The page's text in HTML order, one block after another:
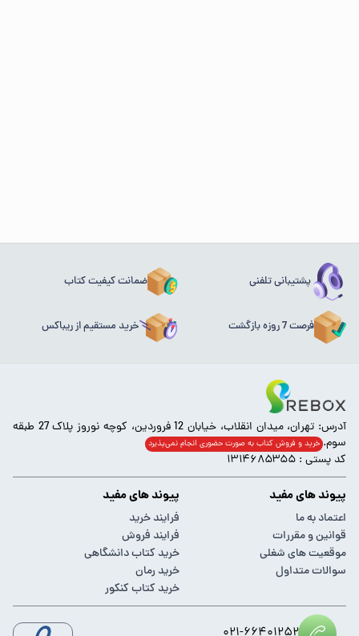
پشتیبانی تلفنی ضمانت کیفیت کتاب
فرصت 7 روزه بازگشت خرید مستقیم از ریباکس
آدرس: تهران، میدان انقلاب، خیابان 12 فروردین، کوچه نوروز پلاک 27 طبقه
سوم. خرید و فروش کتاب به صورت حضوری انجام‌ نمی‌پذیرد
کد پستی : ۱۳۱۴۶۸۵۳۵۵
پیوند های مفید
اعتماد به ما
قوانین و مقررات
موقعیت های شغلی
سوالات متداول
پیوند های مفید
فرایند خرید
فرایند فروش
خرید کتاب دانشگاهی
خرید رمان
خرید کتاب کنکور